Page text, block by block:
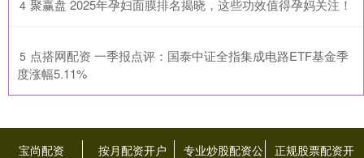
4 ​聚赢盘 2025年孕妇面膜排名揭晓，这些功效值得孕妈关注！
5 ​点搭网配资 一季报点评：国泰中证全指集成电路ETF基金季
度涨幅5.11%
宝尚配资 按月配资开户 专业炒股配资公 正规股票配资开